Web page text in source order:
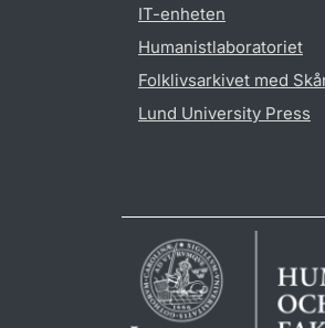
IT-enheten
Humanistlaboratoriet
Folklivsarkivet med
Lund University Press